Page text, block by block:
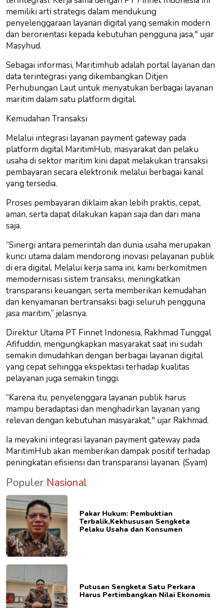
memiliki arti strategis dalam mendukung
penyelenggaraan layanan digital yang semakin modern
dan berorientasi kepada kebutuhan pengguna jasa," ujar
Masyhud.
Sebagai informasi, Maritimhub adalah portal layanan dan
data terintegrasi yang dikembangkan Ditjen
Perhubungan Laut untuk menyatukan berbagai layanan
maritim dalam satu platform digital.
Kemudahan Transaksi
Melalui integrasi layanan payment gateway pada
platform digital MaritimHub, masyarakat dan pelaku
usaha di sektor maritim kini dapat melakukan transaksi
pembayaran secara elektronik melalui berbagai kanal
yang tersedia.
Proses pembayaran diklaim akan lebih praktis, cepat,
aman, serta dapat dilakukan kapan saja dan dari mana
saja.
“Sinergi antara pemerintah dan dunia usaha merupakan
kunci utama dalam mendorong inovasi pelayanan publik
di era digital. Melalui kerja sama ini, kami berkomitmen
memodernisasi sistem transaksi, meningkatkan
transparansi keuangan, serta memberikan kemudahan
dan kenyamanan bertransaksi bagi seluruh pengguna
jasa maritim,” jelasnya.
Direktur Utama PT Finnet Indonesia, Rakhmad Tunggal
Afifuddin, mengungkapkan masyarakat saat ini sudah
semakin dimudahkan dengan berbagai layanan digital
yang cepat sehingga ekspektasi terhadap kualitas
pelayanan juga semakin tinggi.
“Karena itu, penyelenggara layanan publik harus
mampu beradaptasi dan menghadirkan layanan yang
relevan dengan kebutuhan masyarakat," ujar Rakhmad.
Ia meyakini integrasi layanan payment gateway pada
MaritimHub akan memberikan dampak positif terhadap
peningkatan efisiensi dan transparansi layanan. (Syam)
Populer Nasional
Pakar Hukum: Pembuktian
Terbalik,Kekhususan Sengketa
Pelaku Usaha dan Konsumen
Putusan Sengketa Satu Perkara
Harus Pertimbangkan Nilai Ekonomis